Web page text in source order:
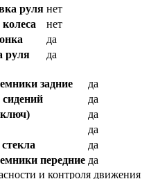
руля нет
нет
да
руля
да
задние
да
сидений
да
да
да
да
передние да
и контроля движения